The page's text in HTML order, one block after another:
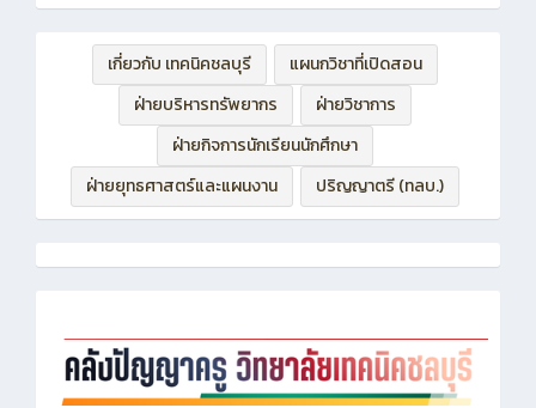
เกี่ยวกับ เทคนิคชลบุรี
แผนกวิชาที่เปิดสอน
ฝ่ายบริหารทรัพยากร
ฝ่ายวิชาการ
ฝ่ายกิจการนักเรียนนักศึกษา
ฝ่ายยุทธศาสตร์และแผนงาน
ปริญญาตรี (ทลบ.)